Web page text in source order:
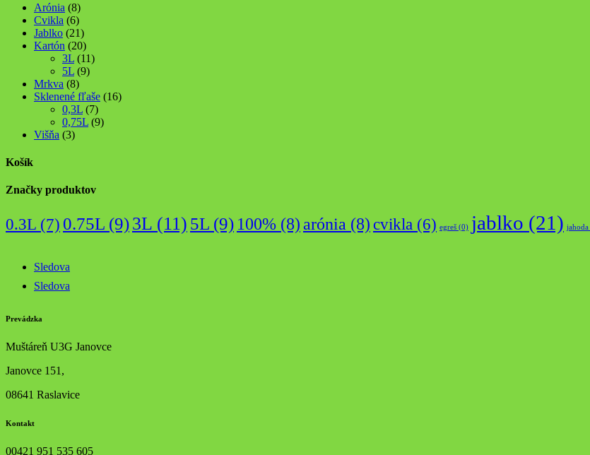
Arónia (8)
Cvikla (6)
Jablko (21)
Kartón (20)
3L (11)
5L (9)
Mrkva (8)
Sklenené fľaše (16)
0,3L (7)
0,75L (9)
Višňa (3)
Košík
Značky produktov
0.3L (7) 0.75L (9)3L (11) 5L (9) 100% (8) arónia (8) cvikla (6) egreš (0) jablko (21) jahoda
Sledova
Sledova
Prevádzka
Muštáreň U3G Janovce
Janovce 151,
08641 Raslavice
Kontakt
00421 951 535 605